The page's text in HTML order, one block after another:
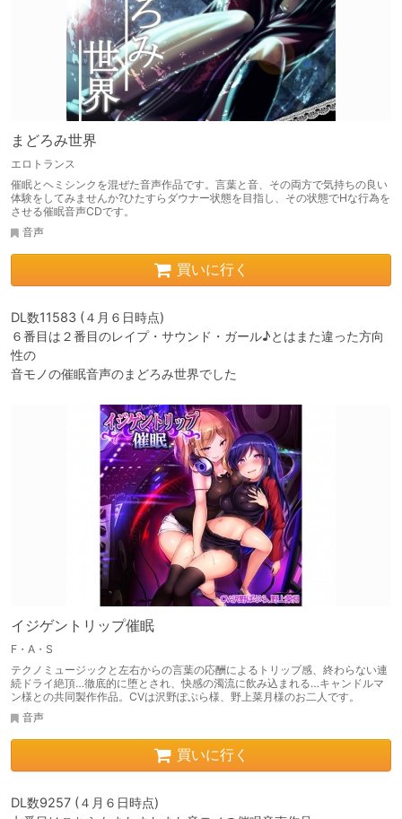
まどろみ世界
エロトランス
催眠とヘミシンクを混ぜた音声作品です。言葉と音、その両方で気持ちの良い
体験をしてみませんか?ひたすらダウナー状態を目指し、その状態でHな行為を
させる催眠音声CDです。
音声
買いに行く
DL数11583 (４月６日時点)
６番目は２番目のレイプ・サウンド・ガール♪とはまた違った方向
性の
音モノの催眠音声のまどろみ世界でした
イジゲントリップ催眠
F・A・S
テクノミュージックと左右からの言葉の応酬によるトリップ感、終わらない連
続ドライ絶頂…徹底的に堕とされ、快感の濁流に飲み込まれる…キャンドルマ
ン様との共同製作作品。CVは沢野ぽぷら様、野上菜月様のお二人です。
音声
買いに行く
DL数9257 (４月６日時点)